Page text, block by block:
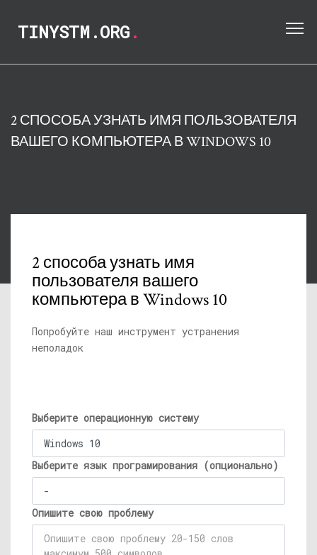
TINYSTM.ORG.
2 СПОСОБА УЗНАТЬ ИМЯ ПОЛЬЗОВАТЕЛЯ
ВАШЕГО КОМПЬЮТЕРА В WINDOWS 10
2 способа узнать имя
пользователя вашего
компьютера в Windows 10
Попробуйте наш инструмент устранения
неполадок
Выберите операционную систему
Выберите язык програмирования (опционально)
Опишите свою проблему